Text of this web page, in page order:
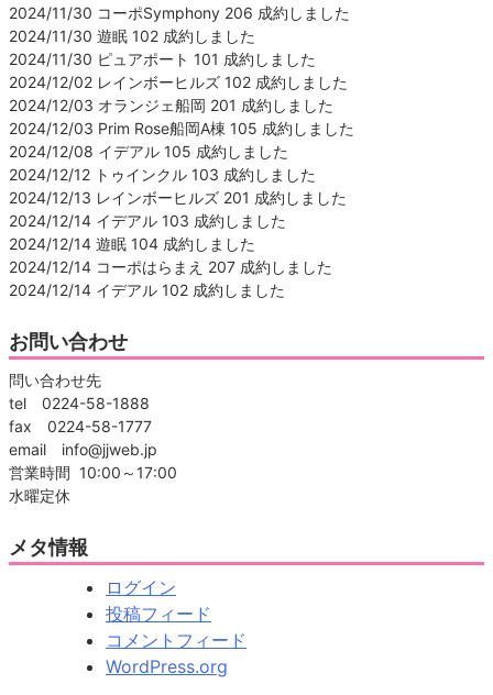
2024/11/30 コーポSymphony 206 成約しました
2024/11/30 遊眠 102 成約しました
2024/11/30 ピュアポート 101 成約しました
2024/12/02 レインボーヒルズ 102 成約しました
2024/12/03 オランジェ船岡 201 成約しました
2024/12/03 Prim Rose船岡A棟 105 成約しました
2024/12/08 イデアル 105 成約しました
2024/12/12 トゥインクル 103 成約しました
2024/12/13 レインボーヒルズ 201 成約しました
2024/12/14 イデアル 103 成約しました
2024/12/14 遊眠 104 成約しました
2024/12/14 コーポはらまえ 207 成約しました
2024/12/14 イデアル 102 成約しました
お問い合わせ
問い合わせ先
tel 0224-58-1888
fax 0224-58-1777
email info@jjweb.jp
営業時間 10:00～17:00
水曜定休
メタ情報
ログイン
投稿フィード
コメントフィード
WordPress.org